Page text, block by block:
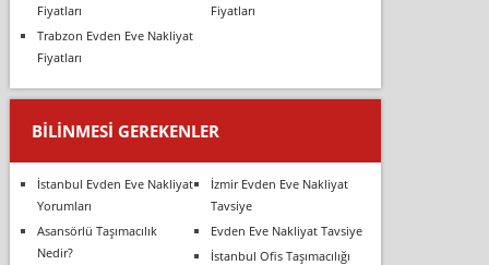
Fiyatları
Fiyatları
Trabzon Evden Eve Nakliyat
Fiyatları
BILINMESI GEREKENLER
İstanbul Evden Eve Nakliyat
Yorumları
İzmir Evden Eve Nakliyat
Tavsiye
Asansörlü Taşımacılık
Nedir?
Evden Eve Nakliyat Tavsiye
İstanbul Ofis Taşımacılığı